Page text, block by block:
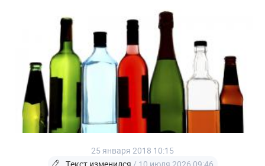
25 января 2018 10:15